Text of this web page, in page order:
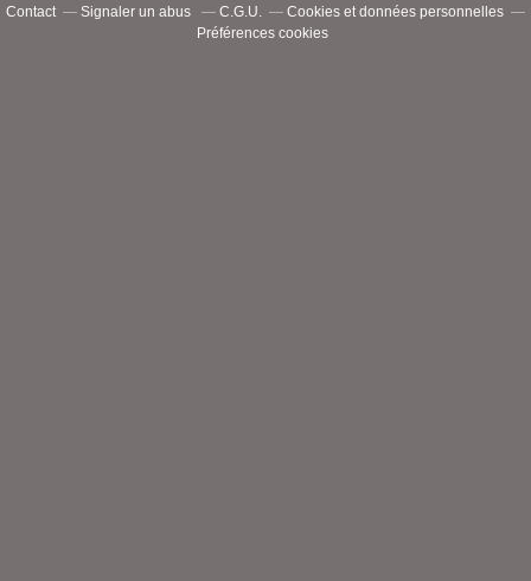
Contact
Signaler un abus C.G.U.
Cookies et données personnelles
Préférences cookies